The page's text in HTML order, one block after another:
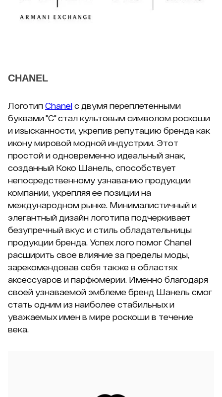
CHANEL
Логотип Chanel с двумя переплетенными
буквами "С" стал культовым символом роскоши
и изысканности, укрепив репутацию бренда как
икону мировой модной индустрии. Этот
простой и одновременно идеальный знак,
созданный Коко Шанель, способствует
непосредственному узнаванию продукции
компании, укрепляя ее позиции на
международном рынке. Минималистичный и
элегантный дизайн логотипа подчеркивает
безупречный вкус и стиль обладательницы
продукции бренда. Успех лого помог Chanel
расширить свое влияние за пределы моды,
зарекомендовав себя также в областях
аксессуаров и парфюмерии. Именно благодаря
своей узнаваемой эмблеме бренд Шанель смог
стать одним из наиболее стабильных и
уважаемых имен в мире роскоши в течение
века.